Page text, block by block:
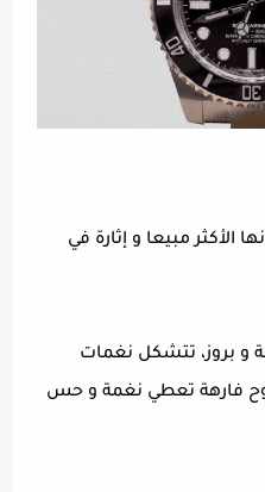
الأكثر مبيعا و إثارة في
و بروز، تتشكل نغمات
فارهة تعطي نغمة و حس